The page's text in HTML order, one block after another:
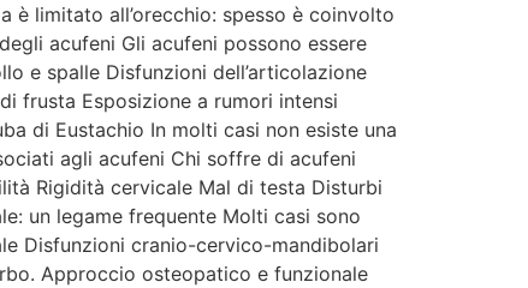
è limitato all’orecchio: spesso è coinvolto
acufeni Gli acufeni possono essere
e spalle Disfunzioni dell’articolazione
frusta Esposizione a rumori intensi
di Eustachio In molti casi non esiste una
agli acufeni Chi soffre di acufeni
Rigidità cervicale Mal di testa Disturbi
un legame frequente Molti casi sono
Disfunzioni cranio-cervico-mandibolari
Approccio osteopatico e funzionale